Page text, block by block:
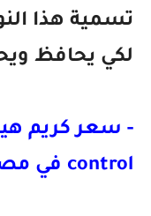
لكي يحافظ
control في مصر :